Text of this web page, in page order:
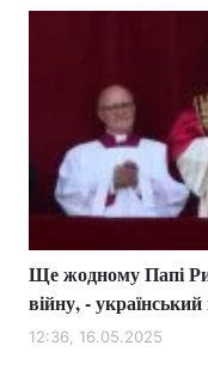
Ще жодному Папі
війну, - український
12:36, 16.05.2025